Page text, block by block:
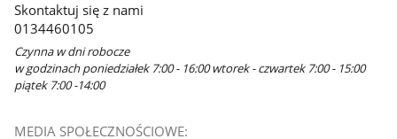
Skontaktuj się z nami
0134460105
Czynna w dni robocze
w godzinach poniedziałek 7:00 - 16:00 wtorek - czwartek 7:00 - 15:00
piątek 7:00 -14:00
MEDIA SPOŁECZNOŚCIOWE: